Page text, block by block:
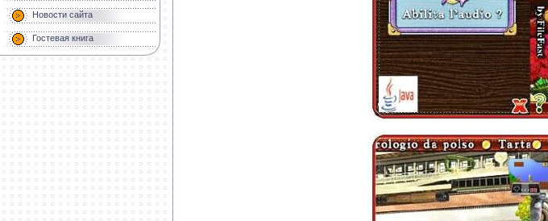
Новости сайта
Гостевая книга